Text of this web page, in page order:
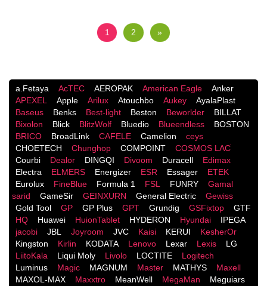
1 2 »
a.Fetaya AcTEC AEROPAK American Eagle
Anker
APEXEL
Apple Arilux Atouchbo Aukey
AyalaPlast
Baseus
Benks Best-light Beston Beworlder
BILLAT
Bixolon
Blick BlitzWolf Bluedio Blueendless
BOSTON
BRICO
BroadLink CAFELE Camelion
ceys
CHOETECH
Chunghop COMPOINT
COSMOS LACֹ
Courbi
Dealor DINGQI Divoom Duracell
Edimax
Electra
ELMERS Energizer ESR Essager
ETEK
Eurolux
FineBlue Formula 1 FSL FUNRY
Gamal
sarid
GameSir GEINXURN General Electric
Gewiss
Gold Tool
GP GP Plus GPT Grundig GSFixtop
GTF
HQ
Huawei HuionTablet HYDERON Hyundai
IPEGA
jacobi
JBL Joyroom JVC Kaisi KERUI
KesherOr
Kingston
Kirlin KODATA Lenovo Lexar Lexis
LG
LiitoKala
Liqui Moly Livolo LOCTITE
Logitech
Luminus
Magic MAGNUM Master MATHYS
Maxell
MAXOL-MAX
Maxxtro MeanWell MegaMan
Meguiars